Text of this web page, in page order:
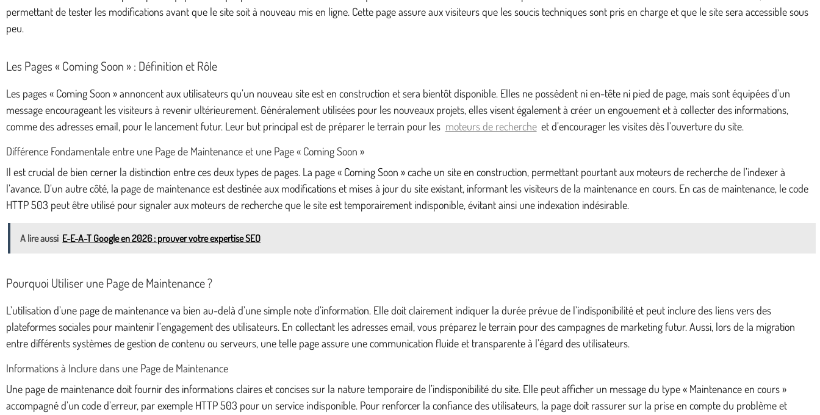
permettant de tester les modifications avant que le site soit à nouveau mis en ligne. Cette page assure aux visiteurs que les soucis techniques sont pris en charge et que le site sera accessible sous
peu.
Les Pages « Coming Soon » : Définition et Rôle
Les pages « Coming Soon » annoncent aux utilisateurs qu’un nouveau site est en construction et sera bientôt disponible. Elles ne possèdent ni en-tête ni pied de page, mais sont équipées d’un
message encourageant les visiteurs à revenir ultérieurement. Généralement utilisées pour les nouveaux projets, elles visent également à créer un engouement et à collecter des informations,
comme des adresses email, pour le lancement futur. Leur but principal est de préparer le terrain pour les moteurs de recherche et d’encourager les visites dès l’ouverture du site.
Différence Fondamentale entre une Page de Maintenance et une Page « Coming Soon »
Il est crucial de bien cerner la distinction entre ces deux types de pages. La page « Coming Soon » cache un site en construction, permettant pourtant aux moteurs de recherche de l’indexer à
l’avance. D’un autre côté, la page de maintenance est destinée aux modifications et mises à jour du site existant, informant les visiteurs de la maintenance en cours. En cas de maintenance, le code
HTTP 503 peut être utilisé pour signaler aux moteurs de recherche que le site est temporairement indisponible, évitant ainsi une indexation indésirable.
A lire aussi E-E-A-T Google en 2026 : prouver votre expertise SEO
Pourquoi Utiliser une Page de Maintenance ?
L’utilisation d’une page de maintenance va bien au-delà d’une simple note d’information. Elle doit clairement indiquer la durée prévue de l’indisponibilité et peut inclure des liens vers des
plateformes sociales pour maintenir l’engagement des utilisateurs. En collectant les adresses email, vous préparez le terrain pour des campagnes de marketing futur. Aussi, lors de la migration
entre différents systèmes de gestion de contenu ou serveurs, une telle page assure une communication fluide et transparente à l’égard des utilisateurs.
Informations à Inclure dans une Page de Maintenance
Une page de maintenance doit fournir des informations claires et concises sur la nature temporaire de l’indisponibilité du site. Elle peut afficher un message du type « Maintenance en cours »
accompagné d’un code d’erreur, par exemple HTTP 503 pour un service indisponible. Pour renforcer la confiance des utilisateurs, la page doit rassurer sur la prise en compte du problème et